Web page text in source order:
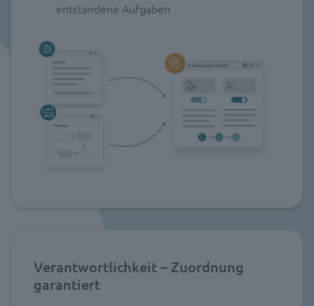
entstandene Aufgaben
Verantwortlichkeit – Zuordnung
garantiert